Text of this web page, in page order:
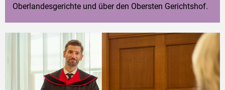
Oberlandesgerichte und über den Obersten Gerichtshof.